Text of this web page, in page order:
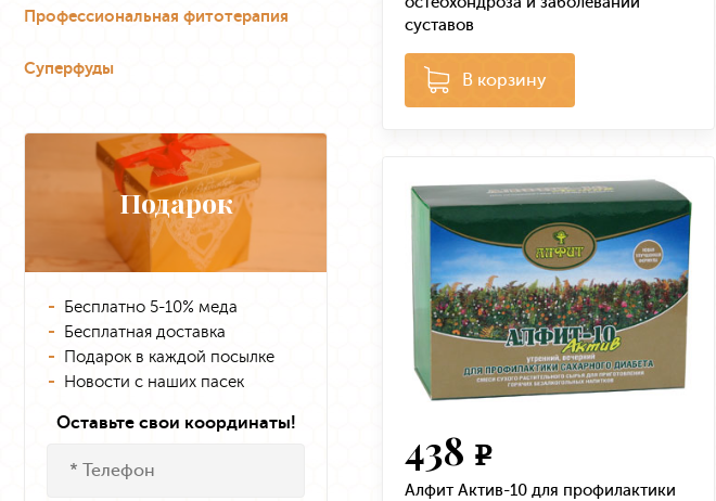
Профессиональная фитотерапия
Суперфуды
Подарок
Бесплатно 5-10% меда
Бесплатная доставка
Подарок в каждой посылке
Новости с наших пасек
Оставьте свои координаты!
суставов
В корзину
438 e
Алфит Актив-10 для профилактики